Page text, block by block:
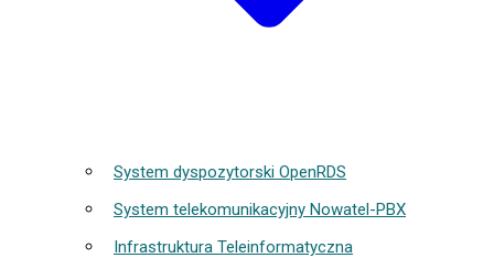
System dyspozytorski OpenRDS
System telekomunikacyjny Nowatel-PBX
Infrastruktura Teleinformatyczna